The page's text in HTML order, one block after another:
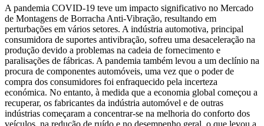
A pandemia COVID-19 teve um impacto significativo no Mercado
de Montagens de Borracha Anti-Vibração, resultando em
perturbações em vários setores. A indústria automotiva, principal
consumidora de suportes antivibração, sofreu uma desaceleração na
produção devido a problemas na cadeia de fornecimento e
paralisações de fábricas. A pandemia também levou a um declínio na
procura de componentes automóveis, uma vez que o poder de
compra dos consumidores foi enfraquecido pela incerteza
económica. No entanto, à medida que a economia global começou a
recuperar, os fabricantes da indústria automóvel e de outras
indústrias começaram a concentrar-se na melhoria do conforto dos
veículos, na redução de ruído e no desempenho geral, o que levou a